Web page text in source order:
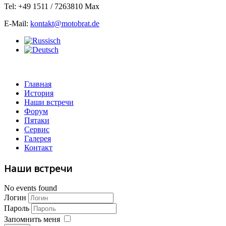
Tel: +49 1511 / 7263810 Max
E-Mail: kontakt@motobrat.de
Главная
История
Наши встречи
Форум
Пятаки
Сервис
Галерея
Контакт
Наши встречи
No events found
Логин
Пароль
Запомнить меня